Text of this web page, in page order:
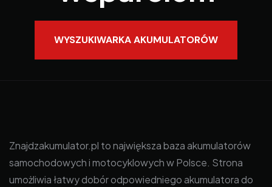
WYSZUKIWARKA AKUMULATORÓW
Znajdzakumulator.pl to największa baza akumulatorów
samochodowych i motocyklowych w Polsce. Strona
umożliwia łatwy dobór odpowiedniego akumulatora do